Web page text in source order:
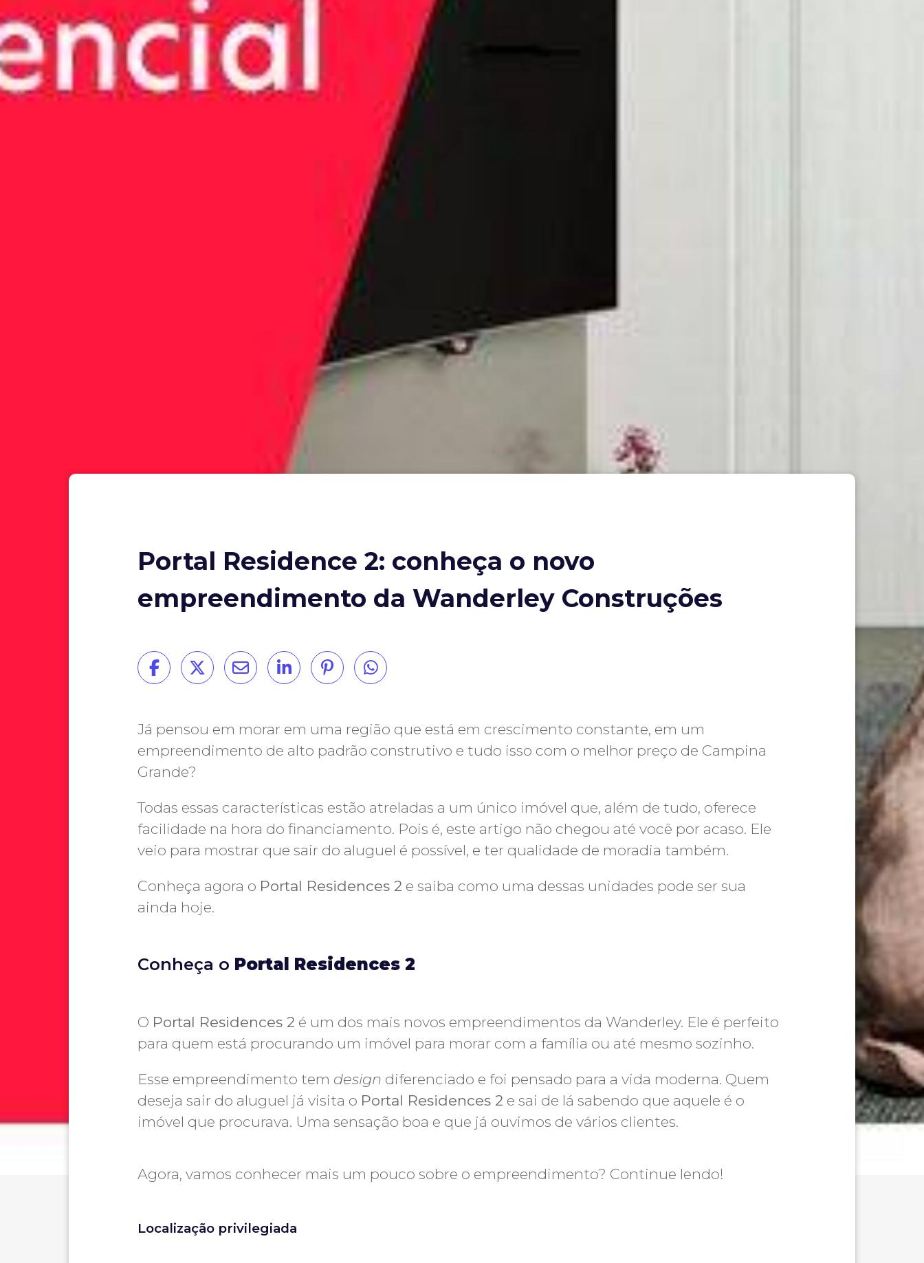
Portal Residence 2: conheça o novo
empreendimento da Wanderley Construções
Já pensou em morar em uma região que está em crescimento constante, em um
empreendimento de alto padrão construtivo e tudo isso com o melhor preço de Campina
Grande?
Todas essas características estão atreladas a um único imóvel que, além de tudo, oferece
facilidade na hora do financiamento. Pois é, este artigo não chegou até você por acaso. Ele
veio para mostrar que sair do aluguel é possível, e ter qualidade de moradia também.
Conheça agora o Portal Residences 2 e saiba como uma dessas unidades pode ser sua
ainda hoje.
Conheça o Portal Residences 2
O Portal Residences 2 é um dos mais novos empreendimentos da Wanderley. Ele é perfeito
para quem está procurando um imóvel para morar com a família ou até mesmo sozinho.
Esse empreendimento tem design diferenciado e foi pensado para a vida moderna. Quem
deseja sair do aluguel já visita o Portal Residences 2 e sai de lá sabendo que aquele é o
imóvel que procurava. Uma sensação boa e que já ouvimos de vários clientes.
Agora, vamos conhecer mais um pouco sobre o empreendimento? Continue lendo!
Localização privilegiada